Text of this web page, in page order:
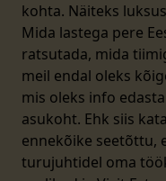
kohta. Näiteks
Mida lastega pere
ratsutada, mida
meil endal oleks
mis oleks info
asukoht. Ehk siis
ennekõike seetõttu,
turujuhtidel oma